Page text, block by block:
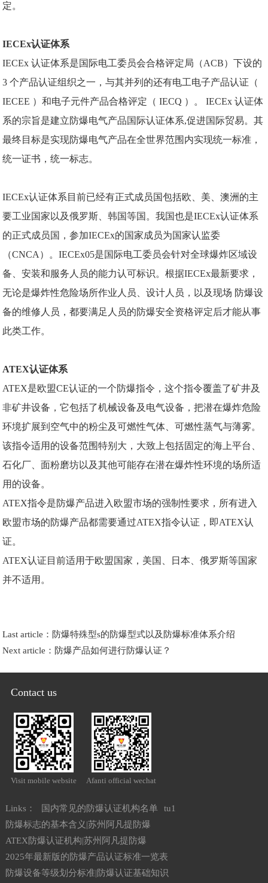
定。
IECEx认证体系
IECEx 认证体系是国际电工委员会合格评定局（ACB）下设的
3 个产品认证组织之一，与其并列的还有电工电子产品认证（
IECEE ）和电子元件产品合格评定（ IECQ ）。 IECEx 认证体
系的宗旨是建立防爆电气产品国际认证体系,促进国际贸易。其
最终目标是实现防爆电气产品在全世界范围内实现统一标准，
统一证书，统一标志。
IECEx认证体系目前已经有正式成员国包括欧、美、澳洲的主
要工业国家以及俄罗斯、韩国等国。我国也是IECEx认证体系
的正式成员国，参加IECEx的国家成员为国家认监委
（CNCA）。IECEx05是国际电工委员会针对全球爆炸区域设
备、安装和服务人员的能力认可标识。根据IECEx最新要求，
无论是爆炸性危险场所作业人员、设计人员，以及现场 防爆设
备的维修人员，都要满足人员的防爆安全资格评定后才能从事
此类工作。
ATEX认证体系
ATEX是欧盟CE认证的一个防爆指令 ，这个指令覆盖了矿井及
非矿井设备，它包括了机械设备及电气设备，把潜在爆炸危险
环境扩展到空气中的粉尘及可燃性气体、可燃性蒸气与薄雾。
该指令适用的设备范围特别大，大致上包括固定的海上平台、
石化厂、面粉磨坊以及其他可能存在潜在爆炸性环境的场所适
用的设备。
ATEX指令是防爆产品进入欧盟市场的强制性要求，所有进入
欧盟市场的防爆产品都需要通过ATEX指令认证，即ATEX认
证。
ATEX认证 目前适用于欧盟国家，美国、日本、俄罗斯等国家
并不适用。
Last article： 防爆特殊型s的防爆型式以及防爆标准体系介绍
Next article： 防爆产品如何进行防爆认证？
Contact us
Visit mobile website Afanti official wechat
Links： 国内常见的防爆认证机构名单
tu1
防爆标志的基本含义|苏州阿凡提防爆
ATEX防爆认证机构|苏州阿凡提防爆
2025年最新版的防爆产品认证标准一览表
防爆设备等级划分标准|防爆认证基础知识